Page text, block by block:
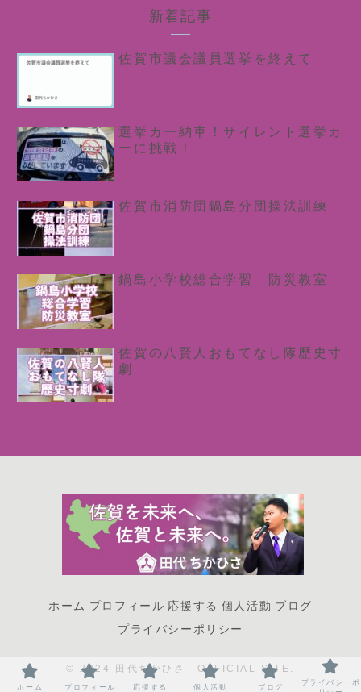
新着記事
佐賀市議会議員選挙を終えて
選挙カー納車！サイレント選挙カ
ーに挑戦！
佐賀市消防団鍋島分団操法訓練
鍋島小学校総合学習 防災教室
佐賀の八賢人おもてなし隊歴史寸
劇
ホーム プロフィール 応援する 個人活動 ブログ
プライバシーポリシー
© 2024 田代ちかひさ OFFICIAL SITE.
ホーム プロフィール 応援する 個人活動 ブログ
プライバシーポ